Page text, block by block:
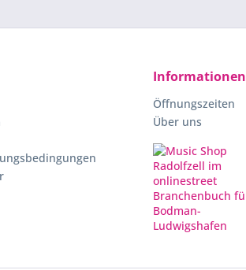
Informationen
Öffnungszeiten
Über uns